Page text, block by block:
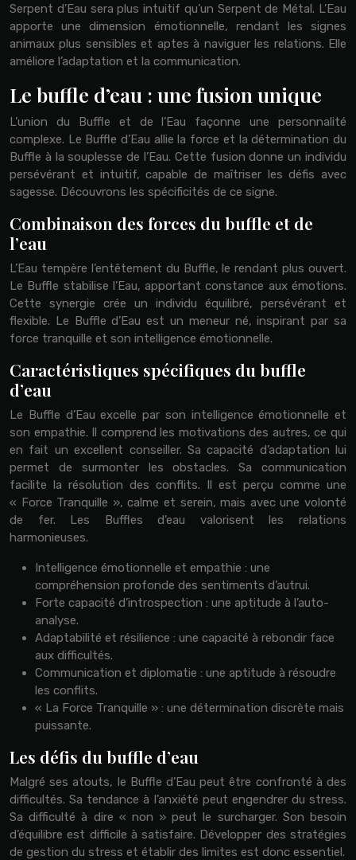
Serpent d’Eau sera plus intuitif qu’un Serpent de Métal. L’Eau
apporte une dimension émotionnelle, rendant les signes
animaux plus sensibles et aptes à naviguer les relations. Elle
améliore l’adaptation et la communication.
Le buffle d’eau : une fusion unique
L’union du Buffle et de l’Eau façonne une personnalité
complexe. Le Buffle d’Eau allie la force et la détermination du
Buffle à la souplesse de l’Eau. Cette fusion donne un individu
persévérant et intuitif, capable de maîtriser les défis avec
sagesse. Découvrons les spécificités de ce signe.
Combinaison des forces du buffle et de
l’eau
L’Eau tempère l’entêtement du Buffle, le rendant plus ouvert.
Le Buffle stabilise l’Eau, apportant constance aux émotions.
Cette synergie crée un individu équilibré, persévérant et
flexible. Le Buffle d’Eau est un meneur né, inspirant par sa
force tranquille et son intelligence émotionnelle.
Caractéristiques spécifiques du buffle
d’eau
Le Buffle d’Eau excelle par son intelligence émotionnelle et
son empathie. Il comprend les motivations des autres, ce qui
en fait un excellent conseiller. Sa capacité d’adaptation lui
permet de surmonter les obstacles. Sa communication
facilite la résolution des conflits. Il est perçu comme une
« Force Tranquille », calme et serein, mais avec une volonté
de fer. Les Buffles d’eau valorisent les relations
harmonieuses.
Intelligence émotionnelle et empathie : une
compréhension profonde des sentiments d’autrui.
Forte capacité d’introspection : une aptitude à l’auto-
analyse.
Adaptabilité et résilience : une capacité à rebondir face
aux difficultés.
Communication et diplomatie : une aptitude à résoudre
les conflits.
« La Force Tranquille » : une détermination discrète mais
puissante.
Les défis du buffle d’eau
Malgré ses atouts, le Buffle d’Eau peut être confronté à des
difficultés. Sa tendance à l’anxiété peut engendrer du stress.
Sa difficulté à dire « non » peut le surcharger. Son besoin
d’équilibre est difficile à satisfaire. Développer des stratégies
de gestion du stress et établir des limites est donc essentiel.